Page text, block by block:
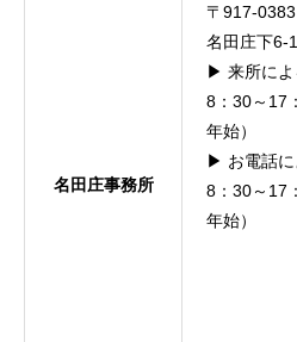
名田庄事務所
〒917-
名田庄下6-1
▶ 来所によ
8：30～17
年始）
▶ お電話に
8：30～17
年始）